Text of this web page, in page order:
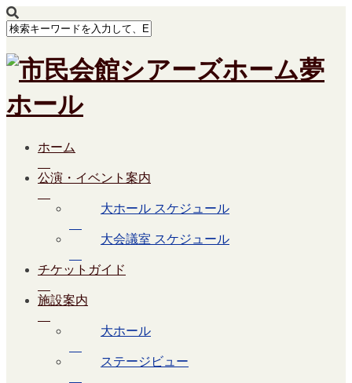
ホーム
公演・イベント案内
大ホール スケジュール
大会議室 スケジュール
チケットガイド
施設案内
大ホール
ステージビュー